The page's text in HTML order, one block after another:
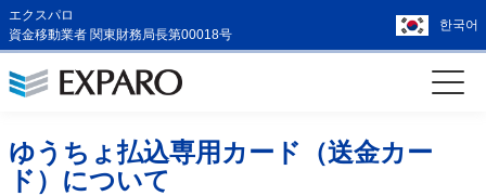
エクスパロ
資金移動業者 関東財務局長第00018号
한국어
ゆうちょ払込専用カード（送金カー
ド）について